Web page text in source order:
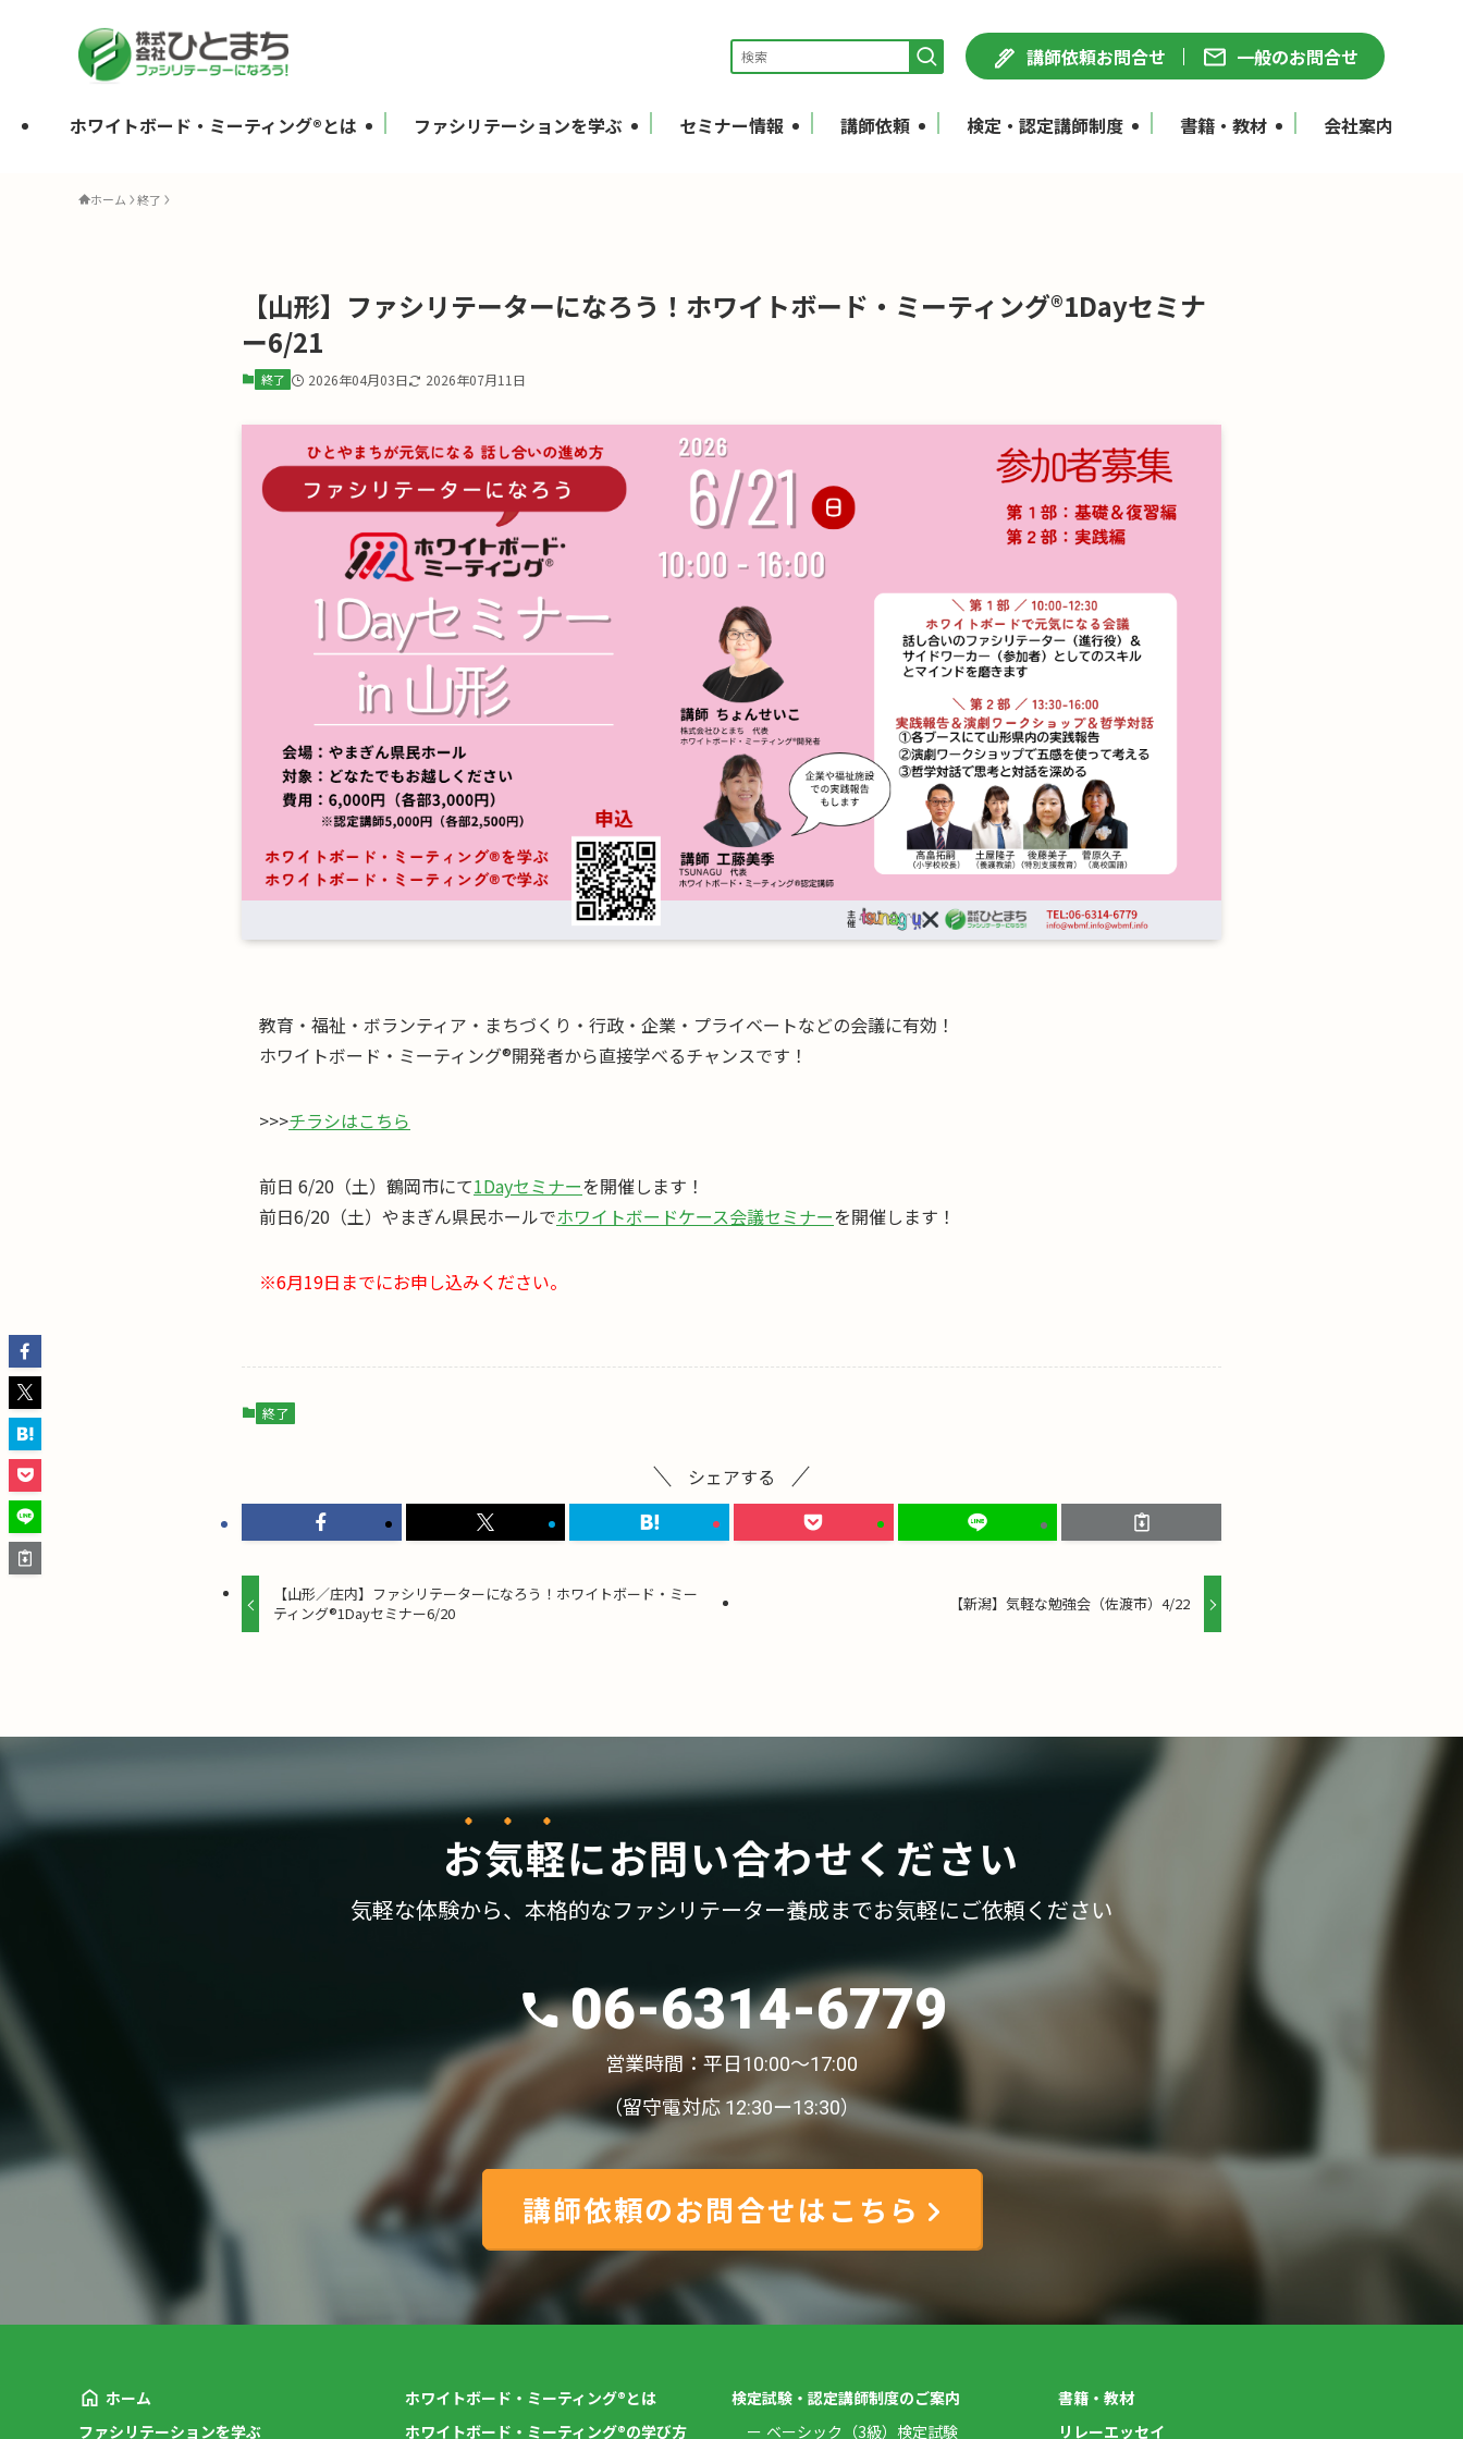
講師依頼お問合せ 一般のお問合せ
ホワイトボード・ミーティング®とは ファシリテーションを学ぶ セミナー情報 講師依頼 検定・認定講師制度 書籍・教材 会社案内
ホーム 終了
【山形】ファシリテーターになろう！ホワイトボード・ミーティング®1Dayセミナ
ー6/21
終了 2026年04月03日 2026年07月11日
教育・福祉・ボランティア・まちづくり・行政・企業・プライベートなどの会議に有効！
ホワイトボード・ミーティング®︎開発者から直接学べるチャンスです！
>>>チラシはこちら
前日 6/20（土）鶴岡市にて1Dayセミナーを開催します！
前日6/20（土）やまぎん県民ホールでホワイトボードケース会議セミナーを開催します！
※6月19日までにお申し込みください。
終了
シェアする
【山形／庄内】ファシリテーターになろう！ホワイトボード・ミー
ティング®1Dayセミナー6/20
【新潟】気軽な勉強会（佐渡市）4/22
お気軽にお問い合わせください
気軽な体験から、 本格的なファシリテーター養成までお気軽にご依頼ください
06-6314-6779
営業時間：平日10:00〜17:00
（留守電対応 12:30ー13:30）
講師依頼のお問合せはこちら
ホーム
ファシリテーションを学ぶ
ホワイトボード・ミーティング®とは
ホワイトボード・ミーティング®の学び方
検定試験・認定講師制度のご案内
ベーシック（3級）検定試験
書籍・教材
リレーエッセイ